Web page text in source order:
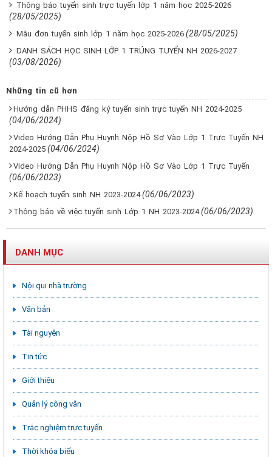
Thông báo tuyển sinh trực tuyến lớp 1 năm học 2025-2026
(28/05/2025)
Mẫu đơn tuyển sinh lớp 1 năm học 2025-2026 (28/05/2025)
DANH SÁCH HỌC SINH LỚP 1 TRÚNG TUYỂN NH 2026-2027
(03/08/2026)
Những tin cũ hơn
Hướng dẫn PHHS đăng ký tuyển sinh trực tuyến NH 2024-2025
(04/06/2024)
Video Hướng Dẫn Phụ Huynh Nộp Hồ Sơ Vào Lớp 1 Trực Tuyến NH
2024-2025 (04/06/2024)
Video Hướng Dẫn Phụ Huynh Nộp Hồ Sơ Vào Lớp 1 Trực Tuyến
(06/06/2023)
Kế hoạch tuyển sinh NH 2023-2024 (06/06/2023)
Thông báo về việc tuyển sinh Lớp 1 NH 2023-2024 (06/06/2023)
DANH MỤC
Nội qui nhà trường
Văn bản
Tài nguyên
Tin tức
Giới thiệu
Quản lý công văn
Trắc nghiệm trực tuyến
Thời khóa biểu